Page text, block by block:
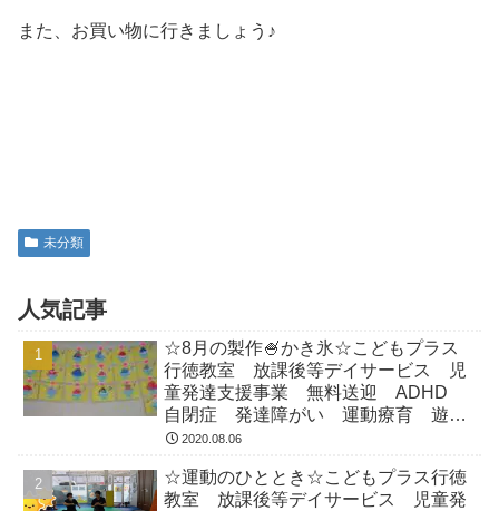
また、お買い物に行きましょう♪
未分類
人気記事
☆8月の製作🍧かき氷☆こどもプラス
行徳教室 放課後等デイサービス 児
童発達支援事業 無料送迎 ADHD
自閉症 発達障がい 運動療育 遊
び 南行徳 市川市 浦安市
2020.08.06
☆運動のひととき☆こどもプラス行徳
教室 放課後等デイサービス 児童発